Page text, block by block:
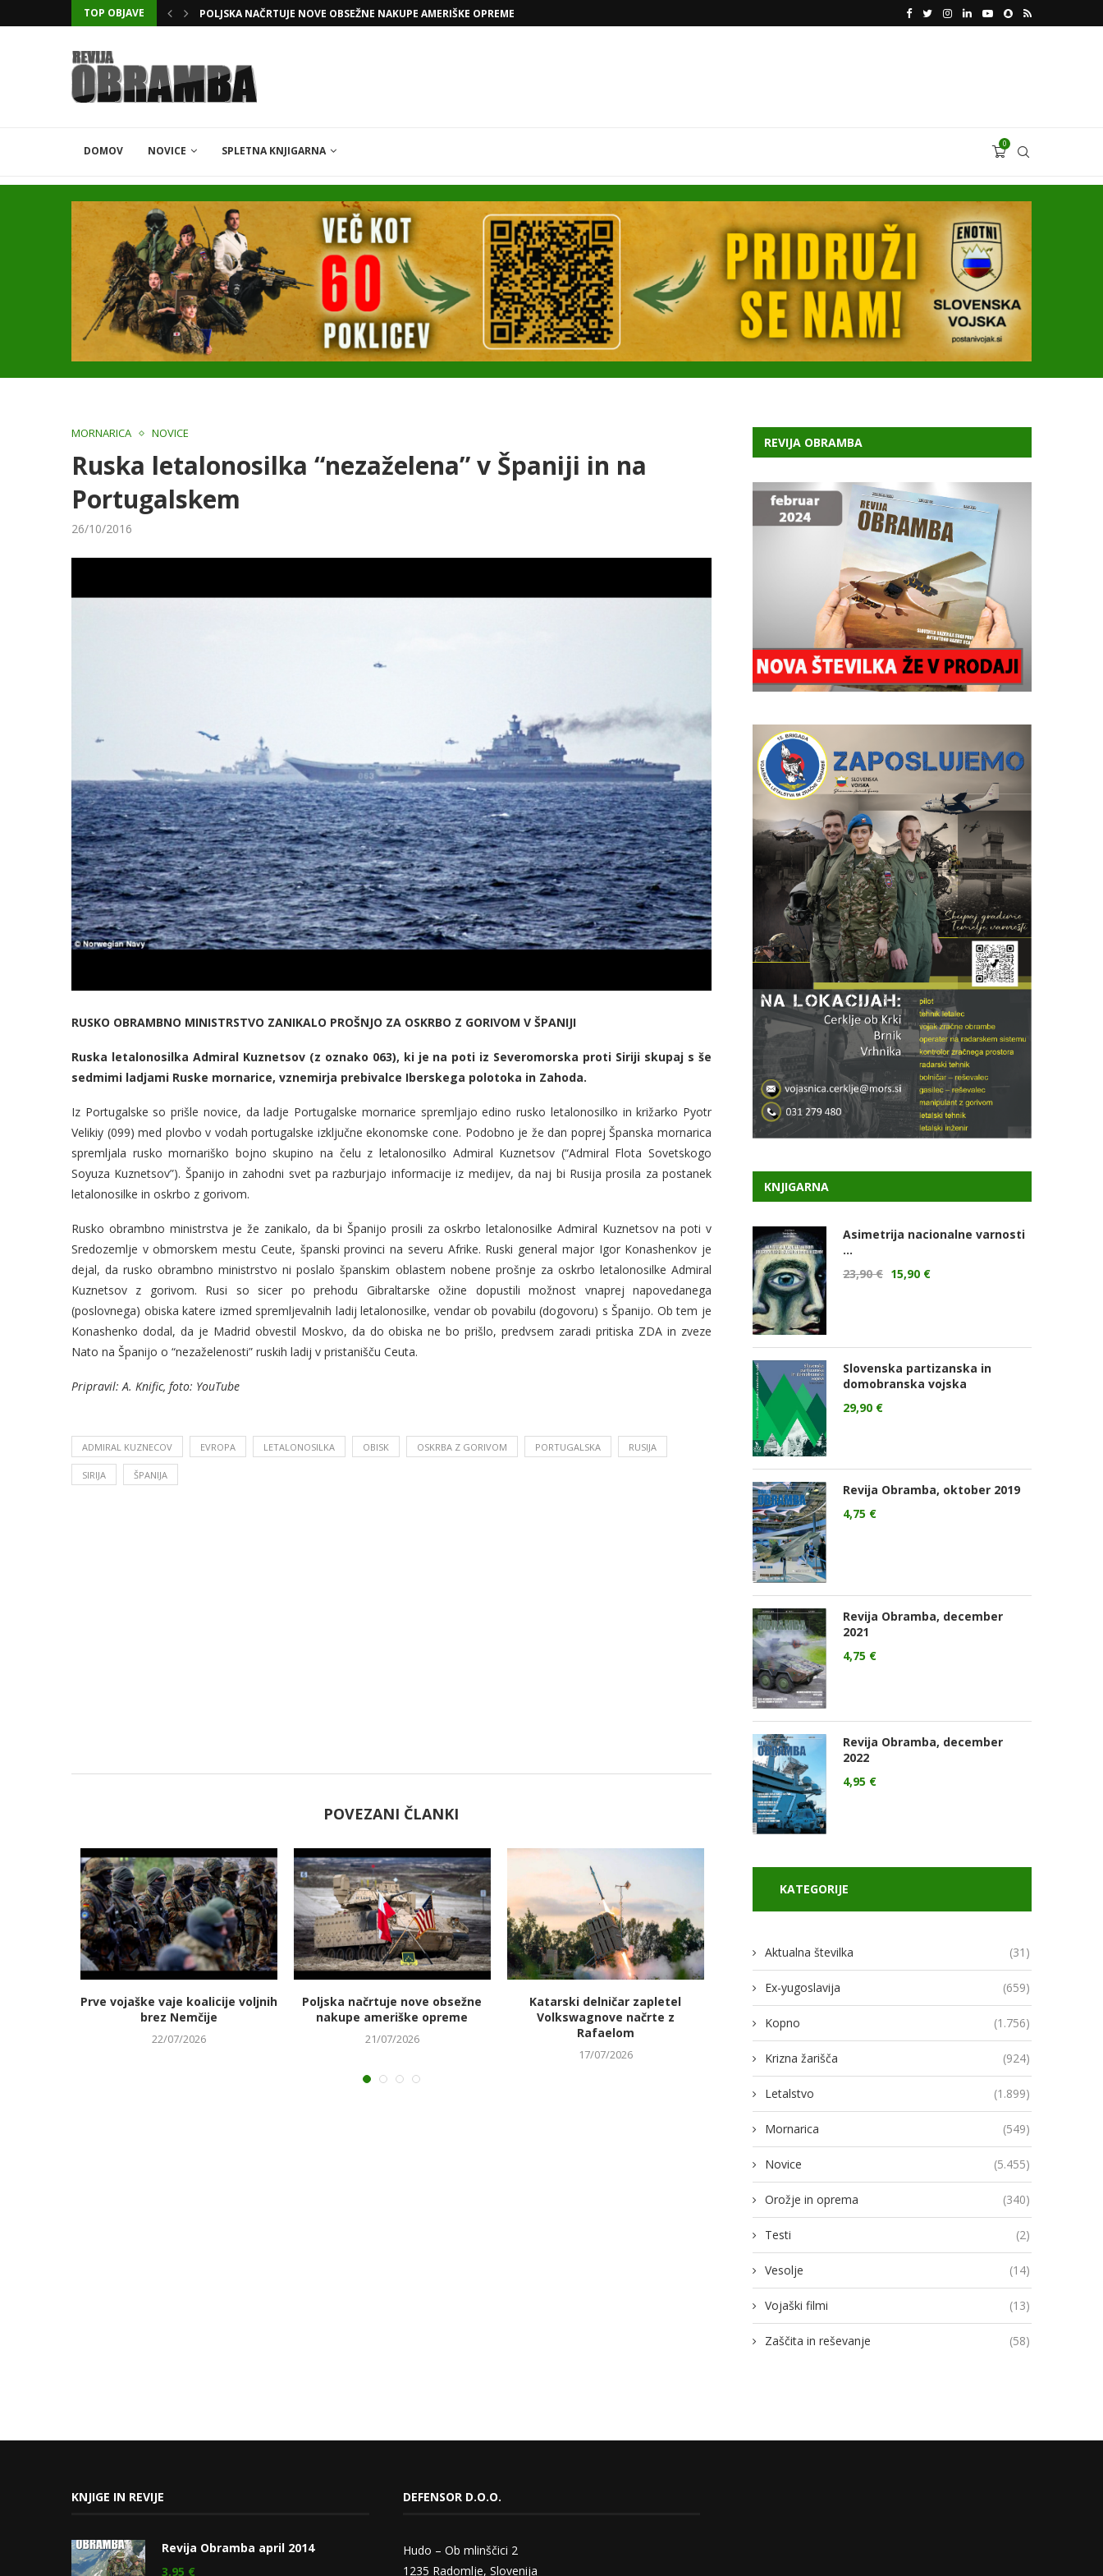
TOP OBJAVE
KATARSKI DELNIČAR ZAPLETEL VOLKSWAGNOVE NAČRTE Z RAFAELOM
VODJA UKROBORONPROMA HERMAN SMETANIN
DOMOV NOVICE SPLETNA KNJIGARNA
0
MORNARICA NOVICE
Ruska letalonosilka “nezaželena” v Španiji in na
Portugalskem
26/10/2016
RUSKO OBRAMBNO MINISTRSTVO ZANIKALO PROŠNJO ZA OSKRBO Z GORIVOM V ŠPANIJI
Ruska letalonosilka Admiral Kuznetsov (z oznako 063), ki je na poti iz Severomorska proti Siriji skupaj s še
sedmimi ladjami Ruske mornarice, vznemirja prebivalce Iberskega polotoka in Zahoda.
Iz Portugalske so prišle novice, da ladje Portugalske mornarice spremljajo edino rusko letalonosilko in križarko Pyotr
Velikiy (099) med plovbo v vodah portugalske izključne ekonomske cone. Podobno je že dan poprej Španska mornarica
spremljala rusko mornariško bojno skupino na čelu z letalonosilko Admiral Kuznetsov (“Admiral Flota Sovetskogo
Soyuza Kuznetsov”). Španijo in zahodni svet pa razburjajo informacije iz medijev, da naj bi Rusija prosila za postanek
letalonosilke in oskrbo z gorivom.
Rusko obrambno ministrstva je že zanikalo, da bi Španijo prosili za oskrbo letalonosilke Admiral Kuznetsov na poti v
Sredozemlje v obmorskem mestu Ceute, španski provinci na severu Afrike. Ruski general major Igor Konashenkov je
dejal, da rusko obrambno ministrstvo ni poslalo španskim oblastem nobene prošnje za oskrbo letalonosilke Admiral
Kuznetsov z gorivom. Rusi so sicer po prehodu Gibraltarske ožine dopustili možnost vnaprej napovedanega
(poslovnega) obiska katere izmed spremljevalnih ladij letalonosilke, vendar ob povabilu (dogovoru) s Španijo. Ob tem je
Konashenko dodal, da je Madrid obvestil Moskvo, da do obiska ne bo prišlo, predvsem zaradi pritiska ZDA in zveze
Nato na Španijo o “nezaželenosti” ruskih ladij v pristanišču Ceuta.
Pripravil: A. Knific, foto: YouTube
ADMIRAL KUZNECOV EVROPA LETALONOSILKA OBISK OSKRBA Z GORIVOM PORTUGALSKA RUSIJA
SIRIJA ŠPANIJA
POVEZANI ČLANKI
Prve vojaške vaje koalicije voljnih
brez Nemčije
22/07/2026
Poljska načrtuje nove obsežne
nakupe ameriške opreme
21/07/2026
Katarski delničar zapletel
Volkswagnove načrte z
Rafaelom
17/07/2026
Vodja Ukroboronproma Herman
Smetanin odstopil
14/07/2026
Lovci rafale za Ukrajino
novimi gripni E
13/07/2026
REVIJA OBRAMBA
KNJIGARNA
Asimetrija nacionalne varnosti
...
23,90€ 15,90 €
Slovenska partizanska in
domobranska vojska
29,90 €
Revija Obramba, oktober 2019
4,75 €
Revija Obramba, december
2021
4,75 €
Revija Obramba, december
2022
4,95 €
KATEGORIJE
Aktualna številka (31)
Ex-yugoslavija (659)
Kopno (1.756)
Krizna žarišča (924)
Letalstvo (1.899)
Mornarica (549)
Novice (5.455)
Orožje in oprema (340)
Testi (2)
Vesolje (14)
Vojaški filmi (13)
Zaščita in reševanje (58)
KNJIGE IN REVIJE
Revija Obramba april 2014
3,95 €
DEFENSOR D.O.O.
Hudo – Ob mlinščici 2
1235 Radomlje, Slovenija